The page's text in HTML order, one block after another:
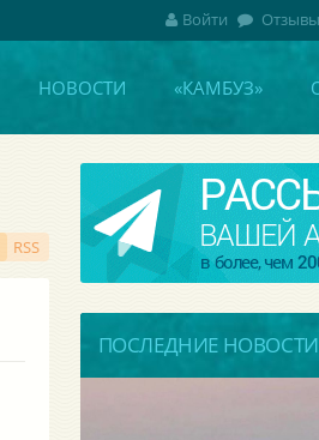
НОВОСТИ «КАМБУЗ»
RSS
ПОСЛЕДНИЕ НОВОСТИ
Войти Отзывы